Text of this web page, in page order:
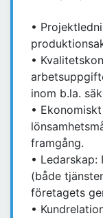
•
•
inom b.la.
•
framgång.
•
(både
företagets
•